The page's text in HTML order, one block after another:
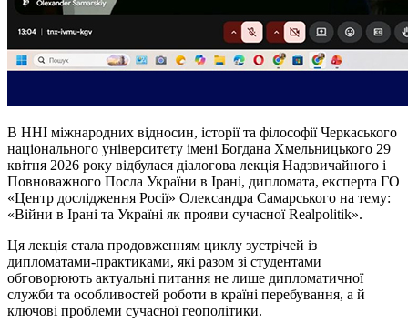
В ННІ міжнародних відносин, історії та філософії Черкаського
національного університету імені Богдана Хмельницького 29
квітня 2026 року відбулася діалогова лекція Надзвичайного і
Повноважного Посла України в Ірані, дипломата, експерта ГО
«Центр дослідження Росії» Олександра Самарського на тему:
«Війни в Ірані та Україні як прояви сучасної Realpolitik».
Ця лекція стала продовженням циклу зустрічей із
дипломатами-практиками, які разом зі студентами
обговорюють актуальні питання не лише дипломатичної
служби та особливостей роботи в країні перебування, а й
ключові проблеми сучасної геополітики.